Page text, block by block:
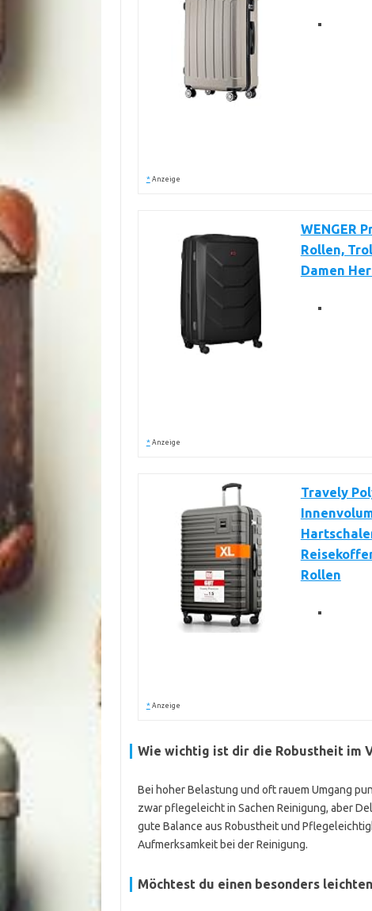
* Anzeige
WENGER
Rollen,
Damen
* Anzeige
Travely
Rollen
* Anzeige
Wie wichtig ist dir die Robustheit im
Bei hoher Belastung und oft rauem Umgang
zwar pflegeleicht in Sachen Reinigung, aber
gute Balance aus Robustheit und
Aufmerksamkeit bei der Reinigung.
Möchtest du einen besonders